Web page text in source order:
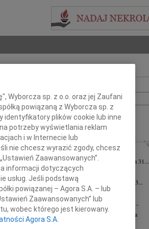
+ szukanie zaawansowane
INNE NEKROLOGI
Marek Pliszkiewicz07.08.2026cała Polska
Z głębokim smutkiem zawiadamiamy, że dnia 31...
Tadeusz Kotłowski 07.08.2026
Z wielkim smutkiem zawiadamiamy, że dnia 3...
Eugeniusz Butruk 07.08.2026cała Polska
Żegnamy z poczuciem nieodżałowanej straty...
Andrzej Morozowski06.08.2026
cała Polska
Dnia 4 sierpnia 2026 roku zmarł Andrzej...
Wyborcza sp. z o.o. oraz jej Zaufani
powiązaną z Wyborcza sp. z
identyfikatory plików cookie lub inne
potrzeby wyświetlania reklam
i w Internecie lub
nie chcesz wyrazić zgody, chcesz
Zaawansowanych”.
informacji dotyczących
usług. Jeśli podstawą
powiązanej – Agora S.A. – lub
Zaawansowanych” lub
wobec którego jest kierowany.
Agora S.A.